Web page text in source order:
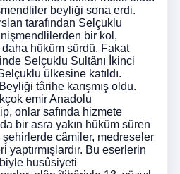
beyliği sona erdi.
tarafından Selçuklu
bir kol,
daha hüküm sürdü. Fakat
Selçuklu Sultânı İkinci
ülkesine katıldı.
târihe karışmış oldu.
emir Anadolu
onlar safında hizmete
bir asra yakın hüküm süren
câmiler, medreseler
yaptırmışlardır. Bu eserlerin
husûsiyeti